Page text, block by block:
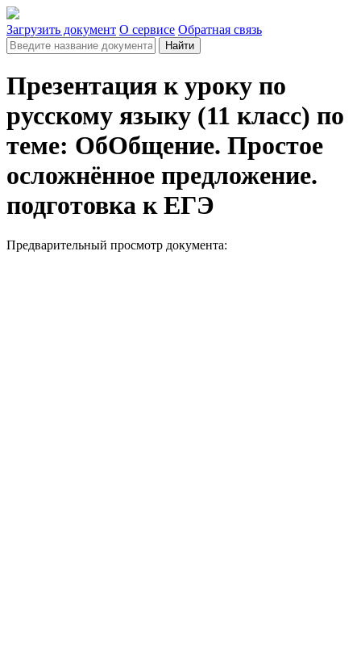
Загрузить документ О сервисе Обратная связь
Найти
Презентация к уроку по
русскому языку (11 класс) по
теме: ОбОбщение. Простое
осложнённое предложение.
подготовка к ЕГЭ
Предварительный просмотр документа: